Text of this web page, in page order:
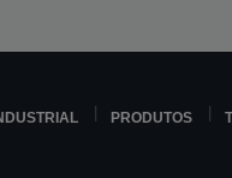
PRODUTOS